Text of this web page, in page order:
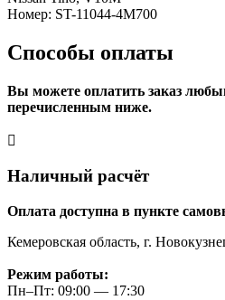
Номер: ST-11044-4M700
Способы оплаты
Вы можете оплатить заказ
перечисленным ниже.
Наличный расчёт
Оплата доступна в пункте
Кемеровская область, г.
Режим работы:
Пн–Пт: 09:00 — 17:30